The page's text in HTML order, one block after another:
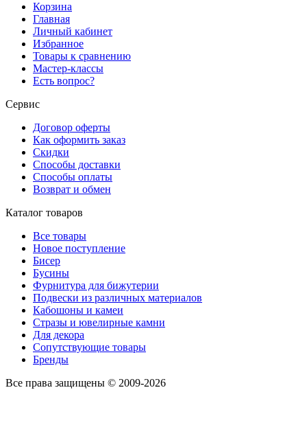
Корзина
Главная
Личный кабинет
Избранное
Товары к сравнению
Мастер-классы
Есть вопрос?
Сервис
Договор оферты
Как оформить заказ
Скидки
Способы доставки
Способы оплаты
Возврат и обмен
Каталог товаров
Все товары
Новое поступление
Бисер
Бусины
Фурнитура для бижутерии
Подвески из различных материалов
Кабошоны и камеи
Стразы и ювелирные камни
Для декора
Сопутствующие товары
Бренды
Все права защищены © 2009-2026